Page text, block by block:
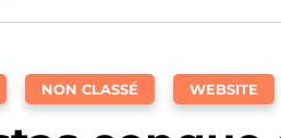
NON CLASSÉ WEBSITE